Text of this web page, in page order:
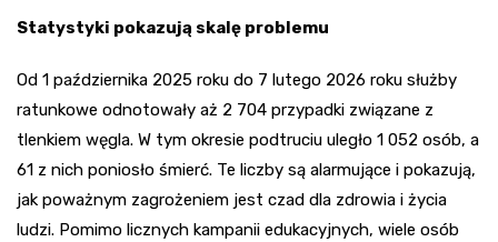
Statystyki pokazują skalę problemu
Od 1 października 2025 roku do 7 lutego 2026 roku służby
ratunkowe odnotowały aż 2 704 przypadki związane z
tlenkiem węgla. W tym okresie podtruciu uległo 1 052 osób, a
61 z nich poniosło śmierć. Te liczby są alarmujące i pokazują,
jak poważnym zagrożeniem jest czad dla zdrowia i życia
ludzi. Pomimo licznych kampanii edukacyjnych, wiele osób